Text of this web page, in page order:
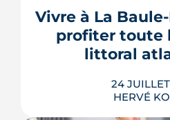
en Bail Réel Solidaire.
LIRE
Vivre à La
profiter toute
littoral
24
HERVÉ